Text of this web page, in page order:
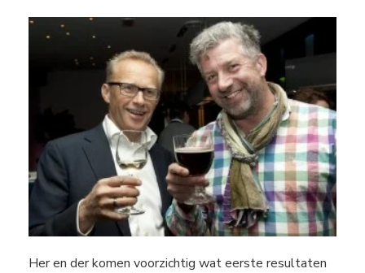
Her en der komen voorzichtig wat eerste resultaten